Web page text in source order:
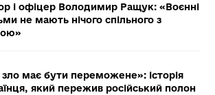
і офіцер Володимир Ращук: «Воєнні
не мають нічого спільного з
має бути переможене»: історія
який пережив російський полон